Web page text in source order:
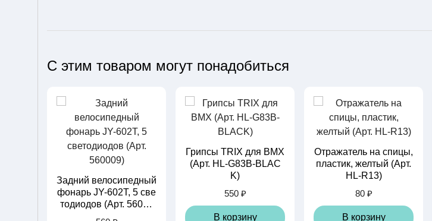
С этим товаром могут понадобиться
Задний велосипедный
фонарь JY-602T, 5 све
тодиодов (Арт. 56000
Грипсы TRIX для BMX
(Арт. HL-G83B-BLAC
K)
550 ₽
В корзину
Отражатель на спицы,
пластик, желтый (Арт.
HL-R13)
80 ₽
В корзину